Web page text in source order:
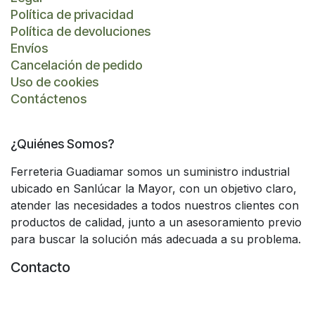
Política de privacidad
Política de devoluciones
Envíos
Cancelación de pedido
Uso de cookies
Contáctenos
¿Quiénes Somos?
Ferreteria Guadiamar somos un suministro industrial
ubicado en Sanlúcar la Mayor, con un objetivo claro,
atender las necesidades a todos nuestros clientes con
productos de calidad, junto a un asesoramiento previo
para buscar la solución más adecuada a su problema.
Contacto